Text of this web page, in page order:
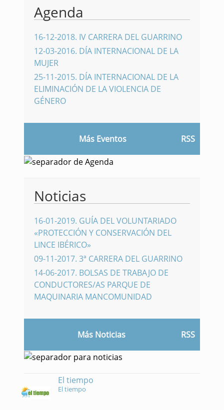
Agenda
16-12-2018. IV CARRERA DEL GUARRINO
12-03-2016. DÍA INTERNACIONAL DE LA
MUJER
25-11-2015. DÍA INTERNACIONAL DE LA
ELIMINACIÓN DE LA VIOLENCIA DE
GÉNERO
Más Eventos RSS
Noticias
16-01-2019. GUÍA DEL VOLUNTARIADO
«PROTECCIÓN Y CONSERVACIÓN DEL
LINCE IBÉRICO»
09-11-2017. 3ª CARRERA DEL GUARRINO
14-06-2017. BOLSAS DE TRABAJO DE
CONDUCTORES/AS PARQUE DE
MAQUINARIA MANCOMUNIDAD
Más Noticias RSS
El tiempo
El tiempo